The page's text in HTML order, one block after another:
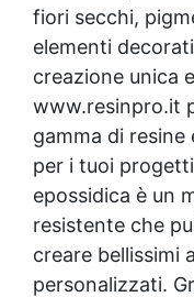
fiori secchi,
elementi
creazione unica
www.resinpro.it
gamma di resine
per i tuoi
epossidica è un
resistente che
creare bellissimi
personalizzati.